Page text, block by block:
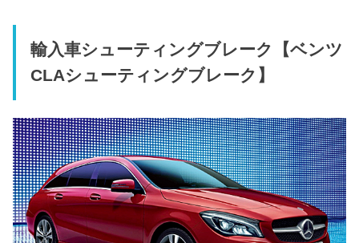
輸入車シューティングブレーク【ベンツ
CLAシューティングブレーク】